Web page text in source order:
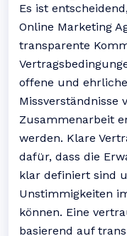
Es ist
Online Marketing
transparente
offene und
Missverständnisse
Zusammenarbeit
werden. Klare
dafür, dass die
klar definiert sind
Unstimmigkeiten
können. Eine
basierend auf